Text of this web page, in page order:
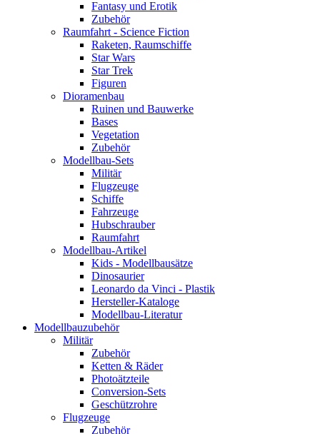
Fantasy und Erotik
Zubehör
Raumfahrt - Science Fiction
Raketen, Raumschiffe
Star Wars
Star Trek
Figuren
Dioramenbau
Ruinen und Bauwerke
Bases
Vegetation
Zubehör
Modellbau-Sets
Militär
Flugzeuge
Schiffe
Fahrzeuge
Hubschrauber
Raumfahrt
Modellbau-Artikel
Kids - Modellbausätze
Dinosaurier
Leonardo da Vinci - Plastik
Hersteller-Kataloge
Modellbau-Literatur
Modellbauzubehör
Militär
Zubehör
Ketten & Räder
Photoätzteile
Conversion-Sets
Geschützrohre
Flugzeuge
Zubehör